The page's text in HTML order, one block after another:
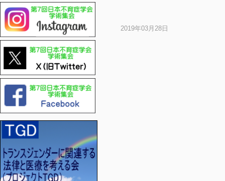
2019年03月28日